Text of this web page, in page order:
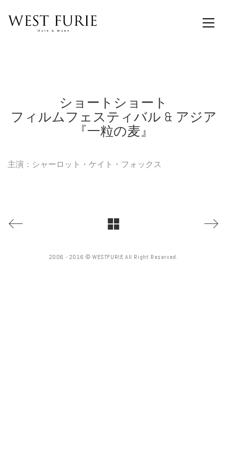
ショートショート
フィルムフェスティバル & アジア
『一粒の麦』
主演：シャーロット・ケイト・フォックス
2006 - 2016 © WESTFURIE All Right Reserved.